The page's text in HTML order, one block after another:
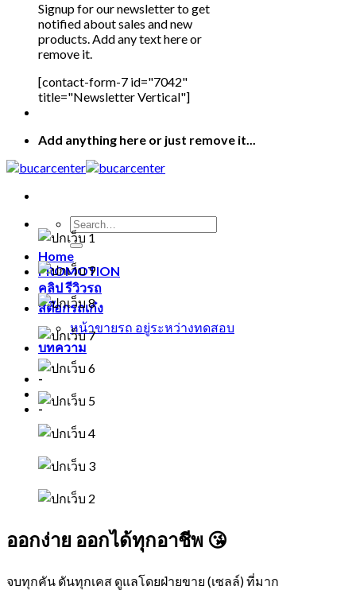
Signup for our newsletter to get
notified about sales and new
products. Add any text here or
remove it.
[contact-form-7 id="7042"
title="Newsletter Vertical"]
Add anything here or just remove it...
Home
PROMOTION
คลิป รีวิวรถ
สต๊อกรถเก๋ง
หน้าขายรถ อยู่ระหว่างทดสอบ
บทความ
-
-
ออกง่าย ออกได้ทุกอาชีพ 😘
จบทุกคัน ดันทุกเคส ดูแลโดยฝ่ายขาย (เซลล์) ที่มาก